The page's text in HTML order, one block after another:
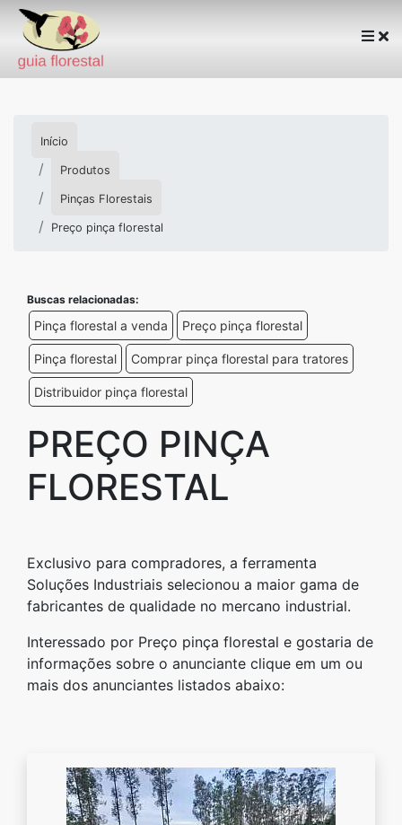
Início
Produtos
Pinças Florestais
Preço pinça florestal
Buscas relacionadas:
Pinça florestal a venda Preço pinça florestal
Pinça florestal Comprar pinça florestal para tratores
Distribuidor pinça florestal
PREÇO PINÇA
FLORESTAL
Exclusivo para compradores, a ferramenta
Soluções Industriais selecionou a maior gama de
fabricantes de qualidade no mercano industrial.
Interessado por Preço pinça florestal e gostaria de
informações sobre o anunciante clique em um ou
mais dos anunciantes listados abaixo: